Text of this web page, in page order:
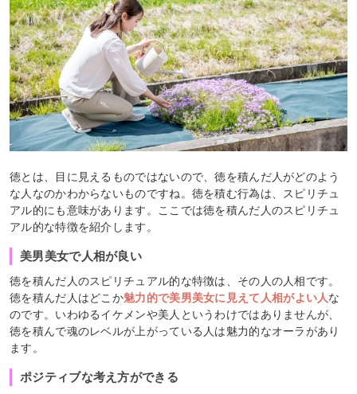
徳とは、目に見えるものではないので、徳を積んだ人がどのよう
な人なのかわからないものですね。徳を積む行為は、スピリチュ
アル的にも意味があります。ここでは徳を積んだ人のスピリチュ
アル的な特徴を紹介します。
美男美女で人相が良い
徳を積んだ人のスピリチュアル的な特徴は、その人の人相です。
徳を積んだ人はどこか魅力的で美男美女に見えて人相がよい人な
のです。いわゆるイケメンや美人というわけではありませんが、
徳を積んで魂のレベルが上がっている人は魅力的なオーラがあり
ます。
ポジティブな考え方ができる